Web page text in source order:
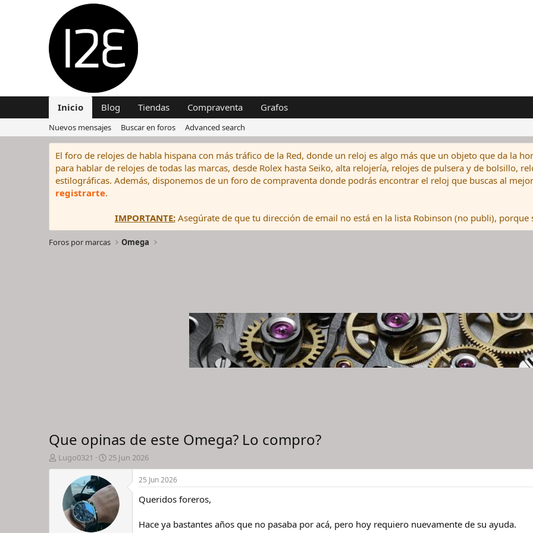
Inicio Blog Tiendas Compraventa Grafos
Nuevos mensajes Buscar en foros Advanced search
El foro de relojes de habla hispana con más tráfico de la Red, donde un reloj es algo más que un objeto que da la
para hablar de relojes de todas las marcas, desde Rolex hasta Seiko, alta relojería, relojes de pulsera y de bolsillo,
estilográficas. Además, disponemos de un foro de compraventa donde podrás encontrar el reloj que buscas al
registrarte.
IMPORTANTE:Asegúrate de que tu dirección de email no está en la lista Robinson (no publi), porque
Foros por marcas Omega
Que opinas de este Omega? Lo compro?
I
n
Lugo0321
F
e
c
h
a
e
25 Jun 2026
25 Jun 2026
Queridos foreros,
Hace ya bastantes años que no pasaba por acá, pero hoy requiero nuevamente de su ayuda.